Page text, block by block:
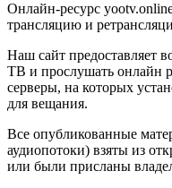
Онлайн-ресурс
трансляцию и
Наш сайт предоставляет
ТВ и прослушать онлайн
серверы, на которых
для вещания.
Все опубликованные
аудиопотоки) взяты из
или были присланы